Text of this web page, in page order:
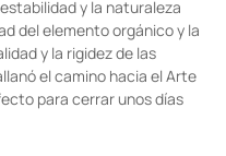
y la naturaleza
del elemento orgánico y la
y la rigidez de las
el camino hacia el Arte
para cerrar unos días